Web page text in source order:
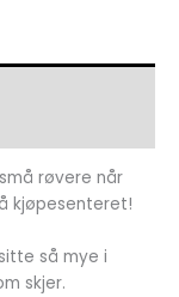
røvere når
kjøpesenteret!
så mye i
skjer.